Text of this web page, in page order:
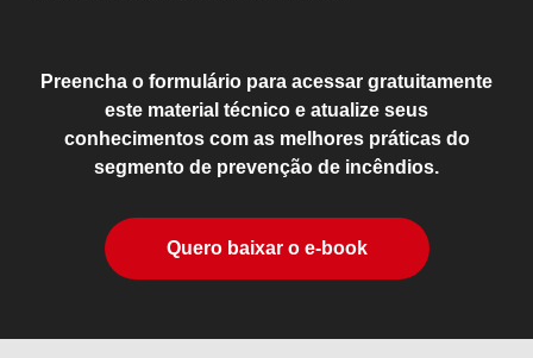
Preencha o formulário para acessar gratuitamente
este material técnico e atualize seus
conhecimentos com as melhores práticas do
segmento de prevenção de incêndios.
Quero baixar o e-book